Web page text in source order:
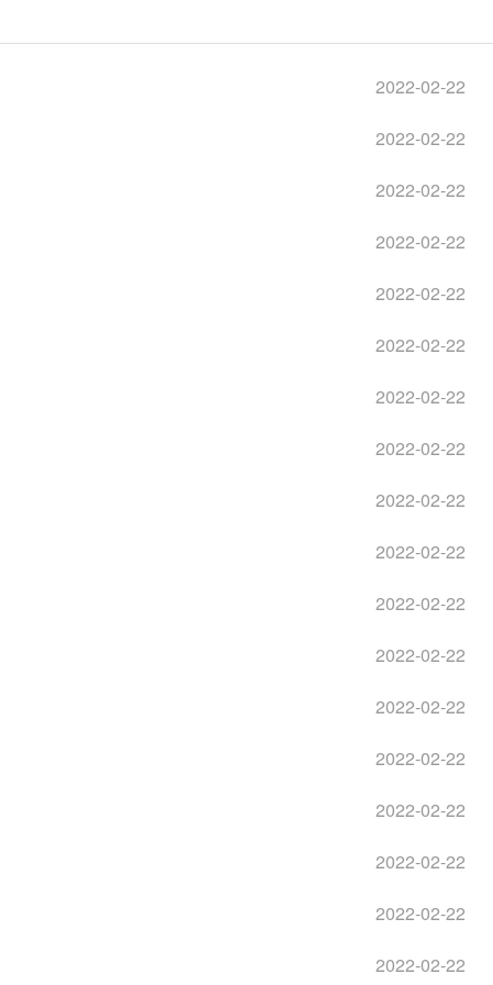
2022-02-22
2022-02-22
2022-02-22
2022-02-22
2022-02-22
2022-02-22
2022-02-22
2022-02-22
2022-02-22
2022-02-22
2022-02-22
2022-02-22
2022-02-22
2022-02-22
2022-02-22
2022-02-22
2022-02-22
2022-02-22